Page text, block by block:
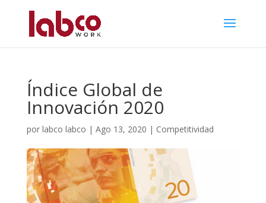
Índice Global de
Innovación 2020
por labco labco | Ago 13, 2020 | Competitividad